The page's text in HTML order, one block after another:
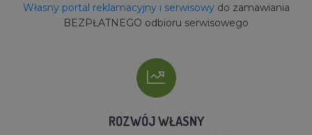
Własny portal reklamacyjny i serwisowydo zamawiania
BEZPŁATNEGO odbioru serwisowego
ROZWÓJ WŁASNY